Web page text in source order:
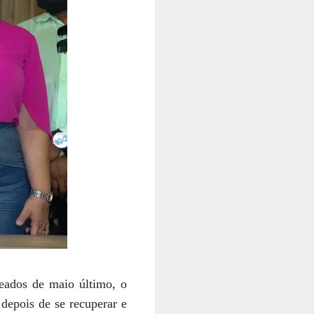
de maio último, o
de se recuperar e